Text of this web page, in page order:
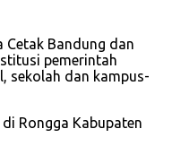
Cetak Bandung dan
pemerintah
sekolah dan kampus-